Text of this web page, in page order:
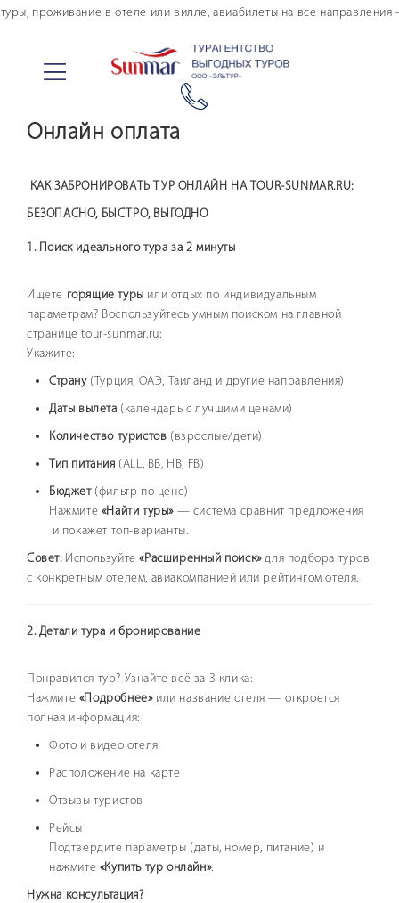
проживание в отеле или вилле, авиабилеты на все направления -
Поиск тура
Проживание
Купить авиабилеты
Онлайн оплата
Туры в кредит
Информация по авиаперелету
Страны и отели
Личный кабинет туриста
FAQ по покупке тура онлайн
Онлайн оплата
КАК ЗАБРОНИРОВАТЬ ТУР ОНЛАЙН НА TOUR-SUNMAR.RU:
БЕЗОПАСНО, БЫСТРО, ВЫГОДНО
1. Поиск идеального тура за 2 минуты
Ищете горящие туры или отдых по индивидуальным
параметрам? Воспользуйтесь умным поиском на главной
странице tour-sunmar.ru:
Укажите:
Страну(Турция, ОАЭ, Таиланд и другие направления)
Даты вылета (календарь с лучшими ценами)
Количество туристов (взрослые/дети)
Тип питания (ALL, BB, HB, FB)
Бюджет(фильтр по цене)
Нажмите «Найти туры» — система сравнит предложения
и покажет топ-варианты.
Совет:Используйте«Расширенный поиск»для подбора туров
с конкретным отелем, авиакомпанией или рейтингом отеля.
2. Детали тура и бронирование
Понравился тур? Узнайте всё за 3 клика:
Нажмите «Подробнее»или название отеля — откроется
полная информация:
Фото и видео отеля
Расположение на карте
Отзывы туристов
Рейсы
Подтвердите параметры (даты, номер, питание) и
нажмите «Купить тур онлайн».
Нужна консультация?